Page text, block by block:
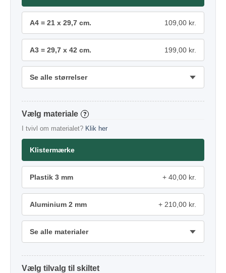
A4 = 21 x 29,7 cm. 109,00 kr.
A3 = 29,7 x 42 cm. 199,00 kr.
Se alle størrelser
materiale ?
I tvivl om materialet? Klik her
Klistermærke
Plastik 3 mm 40,00 kr.
Aluminium 2 mm 210,00 kr.
Se alle materialer
tilvalg